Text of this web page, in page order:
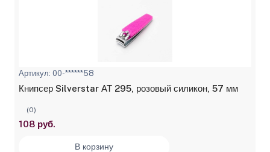
Артикул: 00-******58
Книпсер Silverstar АТ 295, розовый силикон, 57 мм
(0)
108 руб.
В корзину